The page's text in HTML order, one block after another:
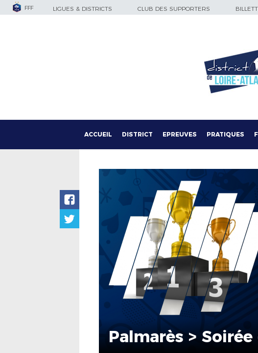
FFF LIGUES & DISTRICTS CLUB DES SUPPORTERS
ACCUEIL DISTRICT EPREUVES PRATIQUES
Palmarès >